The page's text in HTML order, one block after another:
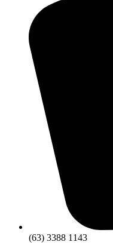
(63) 3388 1143